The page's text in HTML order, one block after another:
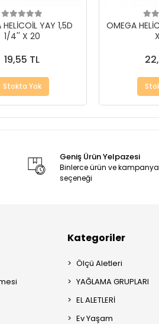
YAY 1,5D
1/4'' X 20
19,55 TL
Stokta Yok
OMEGA
Geniş Ürün Yelpazesi
Binlerce ürün ve kampanya
seçeneği
Kategoriler
Ölçü Aletleri
YAĞLAMA GRUPLARI
EL ALETLERİ
Ev Yaşam